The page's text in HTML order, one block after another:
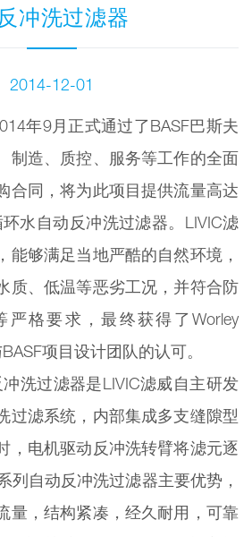
冲洗过滤器
2014-12-01
年9月正式通过了BASF巴斯夫
制造、质控、服务等工作的全面
合同，将为此项目提供流量高达
水自动反冲洗过滤器。LIVIC滤
能够满足当地严酷的自然环境，
质、低温等恶劣工况，并符合防
严格要求，最终获得了Worley
项目设计团队的认可。
过滤器是LIVIC滤威自主研发
过滤系统，内部集成多支缝隙型
，电机驱动反冲洗转臂将滤元逐
列自动反冲洗过滤器主要优势，
量，结构紧凑，经久耐用，可靠